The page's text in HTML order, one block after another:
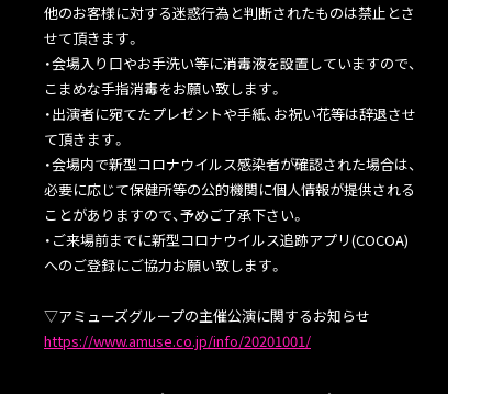
他のお客様に対する迷惑行為と判断されたものは禁止とさ
せて頂きます。
・会場入り口やお手洗い等に消毒液を設置していますので、
こまめな手指消毒をお願い致します。
・出演者に宛てたプレゼントや手紙、お祝い花等は辞退させ
て頂きます。
・会場内で新型コロナウイルス感染者が確認された場合は、
必要に応じて保健所等の公的機関に個人情報が提供される
ことがありますので、予めご了承下さい。
・ご来場前までに新型コロナウイルス追跡アプリ(COCOA)
へのご登録にご協力お願い致します。
▽アミューズグループの主催公演に関するお知らせ
https://www.amuse.co.jp/info/20201001/